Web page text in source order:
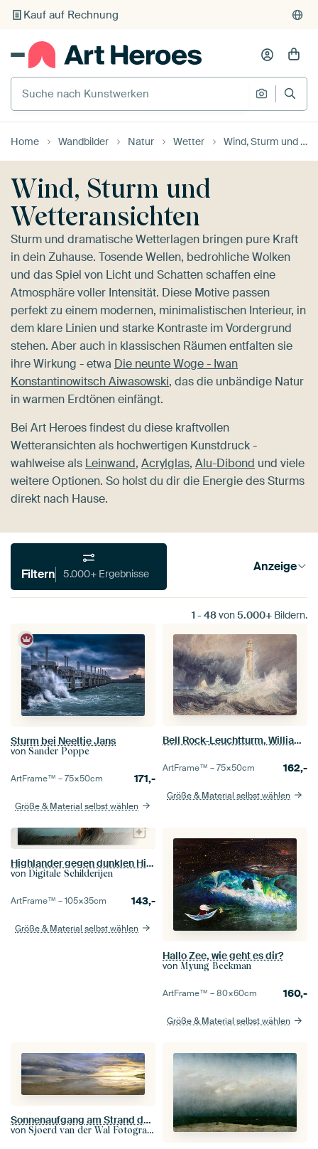
Individueller Druck auf Bestellung
Suche nach Kunstwerken
Suche
Home Wandbilder Natur Wetter Wind, Sturm und Wetteransichten
Wind, Sturm und
Wetteransichten
Sturm und dramatische Wetterlagen bringen pure Kraft
in dein Zuhause. Tosende Wellen, bedrohliche Wolken
und das Spiel von Licht und Schatten schaffen eine
Atmosphäre voller Intensität. Diese Motive passen
perfekt zu einem modernen, minimalistischen Interieur, in
dem klare Linien und starke Kontraste im Vordergrund
stehen. Aber auch in klassischen Räumen entfalten sie
ihre Wirkung - etwa Die neunte Woge - Iwan
Konstantinowitsch Aiwasowski, das die unbändige Natur
in warmen Erdtönen einfängt.
Bei Art Heroes findest du diese kraftvollen
Wetteransichten als hochwertigen Kunstdruck -
wahlweise als Leinwand, Acrylglas, Alu-Dibond und viele
weitere Optionen. So holst du dir die Energie des Sturms
direkt nach Hause.
Filtern 5.000+ Ergebnisse Anzeige
1 - 48von5.000+ Bildern.
Sturm bei Neeltje Jans
von Sander Poppe
ArtFrame™ –75×50cm 171,-
Größe & Material selbst wählen
Bell Rock-Leuchtturm, William Turner
ArtFrame™ –75×50cm 162,-
Größe & Material selbst wählen
Highlander gegen dunklen Himmel Panorama
von Digitale Schilderijen
ArtFrame™ –105×35cm 143,-
Größe & Material selbst wählen
Hallo Zee, wie geht es dir?
von Myung Beekman
ArtFrame™ –80×60cm 160,-
Größe & Material selbst wählen
Sonnenaufgang am Strand der Insel Texel mit Annäherung einer Gewitterwolke
von Sjoerd van der Wal Fotografie